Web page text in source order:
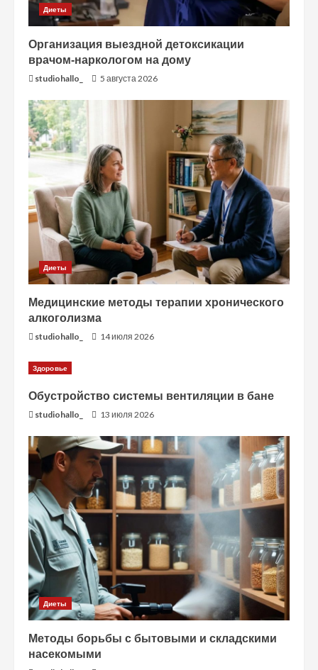
Диеты
Организация выездной детоксикации
врачом-наркологом на дому
studiohallo_ 5 августа 2026
Диеты
Медицинские методы терапии хронического
алкоголизма
studiohallo_ 14 июля 2026
Здоровье
Обустройство системы вентиляции в бане
studiohallo_ 13 июля 2026
Диеты
Методы борьбы с бытовыми и складскими
насекомыми